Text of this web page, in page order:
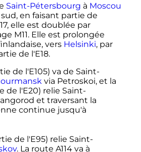
Saint-Pétersbourg à Moscou
sud, en faisant partie de
elle est doublée par
M11. Elle est prolongée
vers Helsinki, par
de l'E18.
de l'E105) va de Saint-
via Petroskoi, et la
de l'E20) relie Saint-
et traversant la
continue jusqu'à
de l'E95) relie Saint-
. La route A114 va à